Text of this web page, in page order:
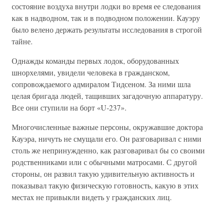
состояние воздуха внутри лодки во время ее следования
как в надводном, так и в подводном положении. Кауэру
было велено держать результаты исследования в строгой
тайне.
Однажды команды первых лодок, оборудованных
шнорхелями, увидели человека в гражданском,
сопровождаемого адмиралом Тидсеном. За ними шла
целая бригада людей, тащивших загадочную аппаратуру.
Все они ступили на борт «U-237».
Многочисленные важные персоны, окружавшие доктора
Кауэра, ничуть не смущали его. Он разговаривал с ними
столь же непринужденно, как разговаривал бы со своими
родственниками или с обычными матросами. С другой
стороны, он развил такую удивительную активность и
показывал такую физическую готовность, какую в этих
местах не привыкли видеть у гражданских лиц.